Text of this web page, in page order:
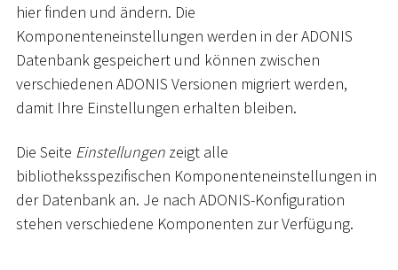
hier finden und ändern. Die
Komponenteneinstellungen werden in der ADONIS
Datenbank gespeichert und können zwischen
verschiedenen ADONIS Versionen migriert werden,
damit Ihre Einstellungen erhalten bleiben.
Die Seite Einstellungen zeigt alle
bibliotheksspezifischen Komponenteneinstellungen in
der Datenbank an. Je nach ADONIS-Konfiguration
stehen verschiedene Komponenten zur Verfügung.